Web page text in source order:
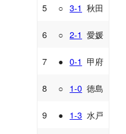
5 ○ 3-1 秋田
6 ○ 2-1 愛媛
7 ● 0-1 甲府
8 ○ 1-0 徳島
9 ● 1-3 水戸